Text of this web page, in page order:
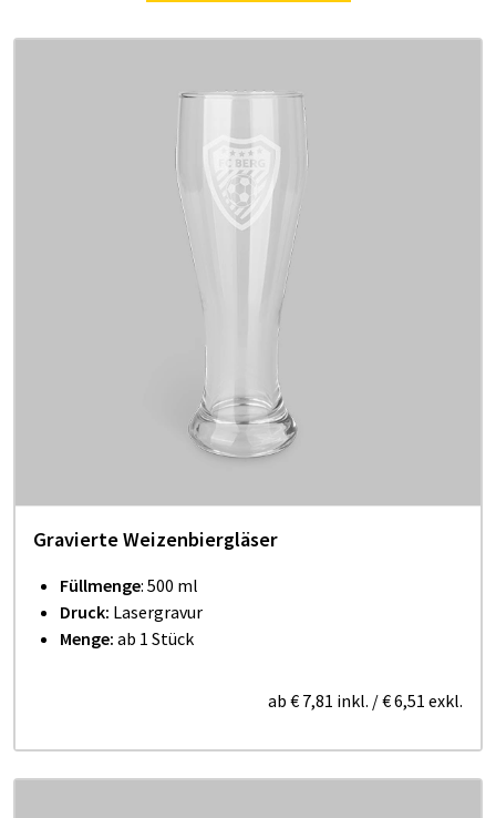
Gravierte Weizenbiergläser
Füllmenge: 500 ml
Druck: Lasergravur
Menge: ab 1 Stück
ab € 7,81 inkl. /€ 6,51 exkl.